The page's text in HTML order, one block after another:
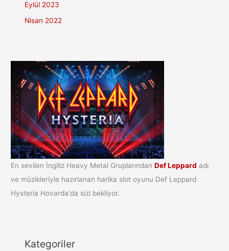
Eylül 2023
Nisan 2022
En sevilen İngiliz Heavy Metal GruplarındanDef Leppard adı
ve müzikleriyle hazırlanan harika slot oyunu Def Leppard
Hysteria Hovarda'da sizi bekliyor.
Kategoriler